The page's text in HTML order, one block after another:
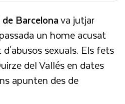
Barcelonava jutjar
un home acusat
sexuals. Els fets
del Vallés en dates
apunten des de